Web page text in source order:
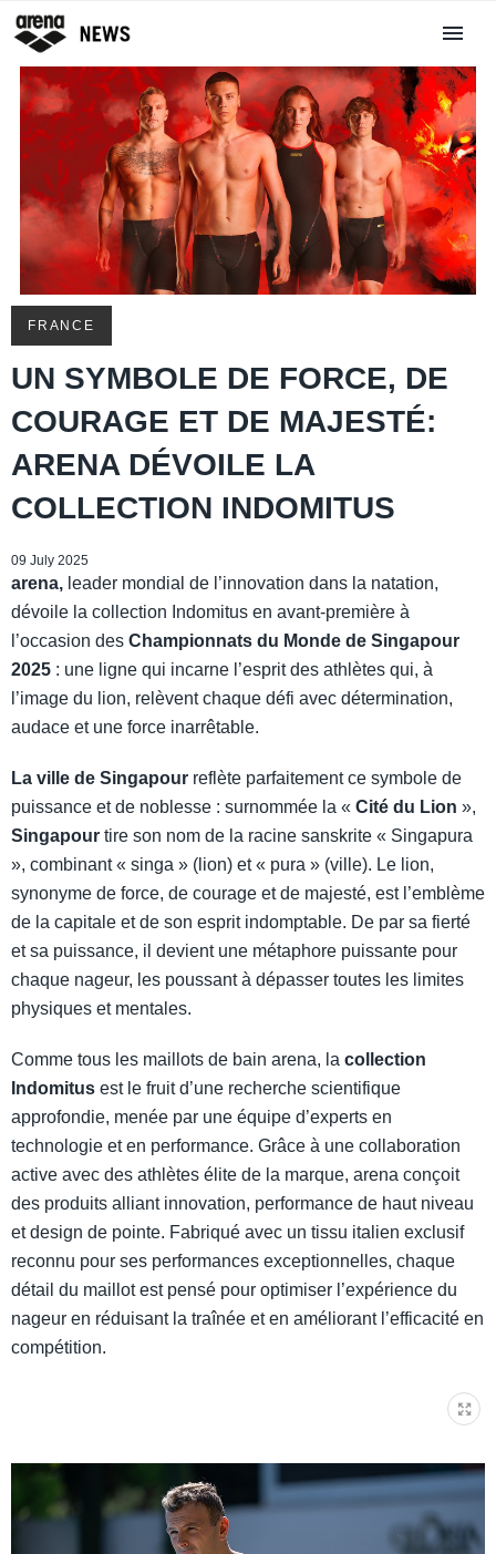
FRANCE
UN SYMBOLE DE FORCE, DE
COURAGE ET DE MAJESTÉ:
ARENA DÉVOILE LA
COLLECTION INDOMITUS
09 July 2025
arena, leader mondial de l’innovation dans la natation,
dévoile la collection Indomitus en avant-première à
l’occasion des Championnats du Monde de Singapour
2025 : une ligne qui incarne l’esprit des athlètes qui, à
l’image du lion, relèvent chaque défi avec détermination,
audace et une force inarrêtable.
La ville de Singapour reflète parfaitement ce symbole de
puissance et de noblesse : surnommée la « Cité du Lion »,
Singapour tire son nom de la racine sanskrite « Singapura
», combinant « singa » (lion) et « pura » (ville). Le lion,
synonyme de force, de courage et de majesté, est l’emblème
de la capitale et de son esprit indomptable. De par sa fierté
et sa puissance, il devient une métaphore puissante pour
chaque nageur, les poussant à dépasser toutes les limites
physiques et mentales.
Comme tous les maillots de bain arena, la collection
Indomitus est le fruit d’une recherche scientifique
approfondie, menée par une équipe d’experts en
technologie et en performance. Grâce à une collaboration
active avec des athlètes élite de la marque, arena conçoit
des produits alliant innovation, performance de haut niveau
et design de pointe. Fabriqué avec un tissu italien exclusif
reconnu pour ses performances exceptionnelles, chaque
détail du maillot est pensé pour optimiser l’expérience du
nageur en réduisant la traînée et en améliorant l’efficacité en
compétition.